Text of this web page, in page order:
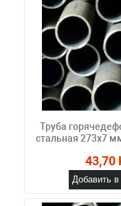
Труба
стальная 273х7
43,70
Добавить в